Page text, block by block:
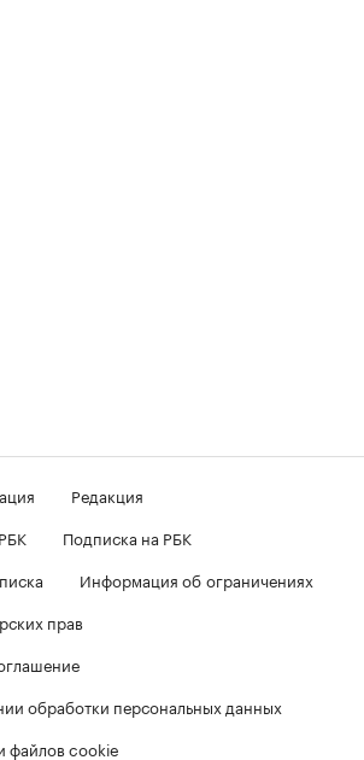
Редакция
Подписка на РБК
Информация об ограничениях
прав
обработки персональных данных
файлов cookie